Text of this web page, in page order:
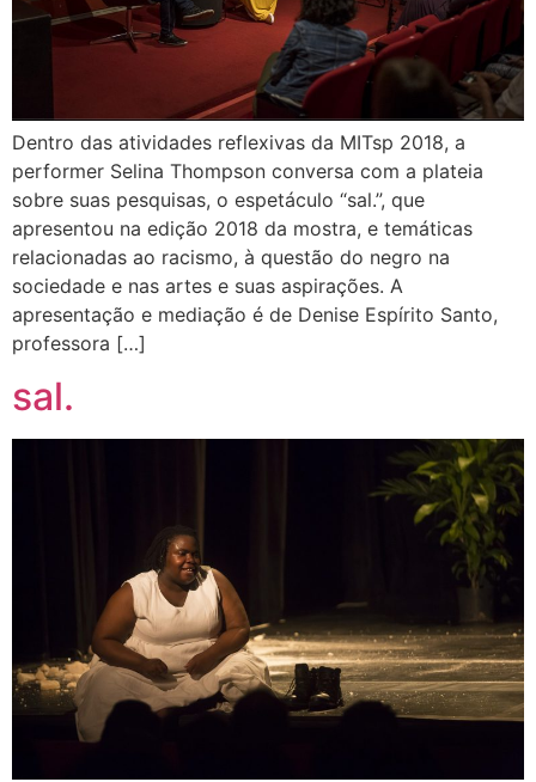
Dentro das atividades reflexivas da MITsp 2018, a
performer Selina Thompson conversa com a plateia
sobre suas pesquisas, o espetáculo “sal.”, que
apresentou na edição 2018 da mostra, e temáticas
relacionadas ao racismo, à questão do negro na
sociedade e nas artes e suas aspirações. A
apresentação e mediação é de Denise Espírito Santo,
professora […]
sal.